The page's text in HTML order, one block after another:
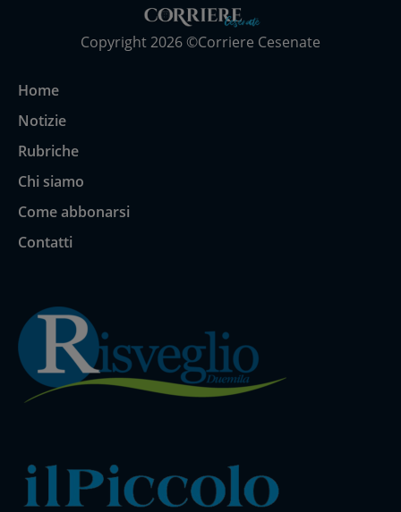
Copyright 2026 ©Corriere Cesenate
Home
Notizie
Rubriche
Chi siamo
Come abbonarsi
Contatti